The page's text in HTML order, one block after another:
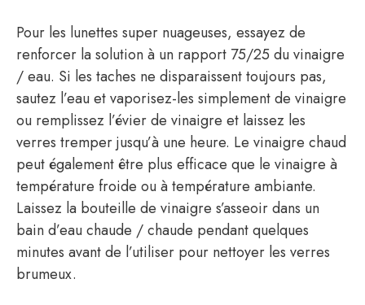
Pour les lunettes super nuageuses, essayez de
renforcer la solution à un rapport 75/25 du vinaigre
/ eau. Si les taches ne disparaissent toujours pas,
sautez l’eau et vaporisez-les simplement de vinaigre
ou remplissez l’évier de vinaigre et laissez les
verres tremper jusqu’à une heure. Le vinaigre chaud
peut également être plus efficace que le vinaigre à
température froide ou à température ambiante.
Laissez la bouteille de vinaigre s’asseoir dans un
bain d’eau chaude / chaude pendant quelques
minutes avant de l’utiliser pour nettoyer les verres
brumeux.